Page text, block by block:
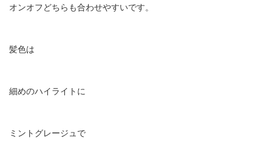
オンオフどちらも合わせやすいです。
髪色は
細めのハイライトに
ミントグレージュで